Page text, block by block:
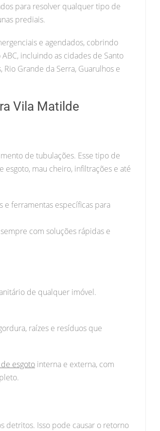
para resolver qualquer tipo de
prediais.
e agendados, cobrindo
incluindo as cidades de Santo
Rio Grande da Serra, Guarulhos e
Vila Matilde
de tubulações. Esse tipo de
esgoto, mau cheiro, infiltrações e até
ferramentas específicas para
com soluções rápidas e
de qualquer imóvel.
raízes e resíduos que
esgoto interna e externa, com
detritos. Isso pode causar o retorno